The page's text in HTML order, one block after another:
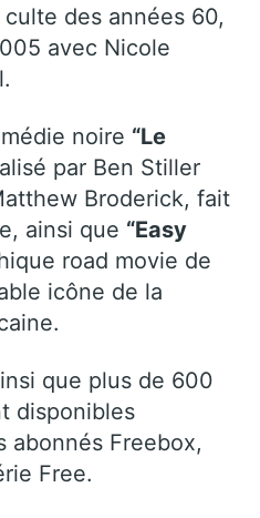
des années 60,
avec Nicole
noire “Le
par Ben Stiller
Broderick, fait
ainsi que “Easy
road movie de
icône de la
que plus de 600
disponibles
abonnés Freebox,
Free.